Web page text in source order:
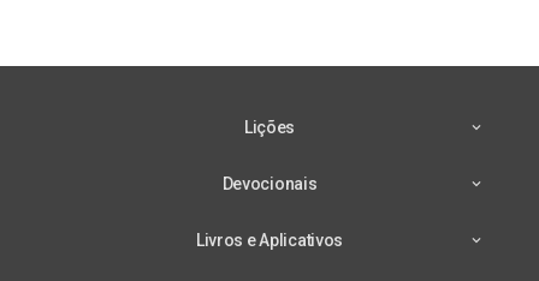
Lições
Devocionais
Livros e Aplicativos